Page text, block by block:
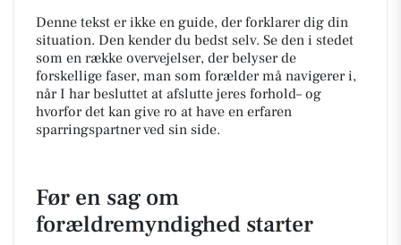
Denne tekst er ikke en guide, der forklarer dig din
situation. Den kender du bedst selv. Se den i stedet
som en række overvejelser, der belyser de
forskellige faser, man som forælder må navigerer i,
når I har besluttet at afslutte jeres forhold– og
hvorfor det kan give ro at have en erfaren
sparringspartner ved sin side.
Før en sag om
forældremyndighed starter